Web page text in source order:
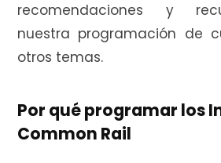
recomendaciones y
nuestra programación de
otros temas.
Por qué programar los
Common Rail